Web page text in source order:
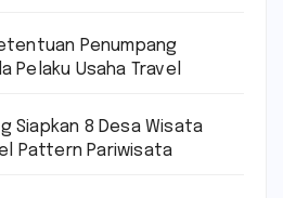
Penumpang
Pelaku Usaha Travel
Siapkan 8 Desa Wisata
Pattern Pariwisata